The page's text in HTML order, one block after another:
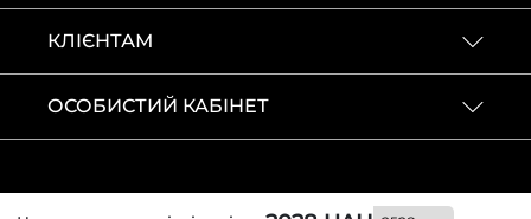
КЛІЄНТАМ
ОСОБИСТИЙ КАБІНЕТ